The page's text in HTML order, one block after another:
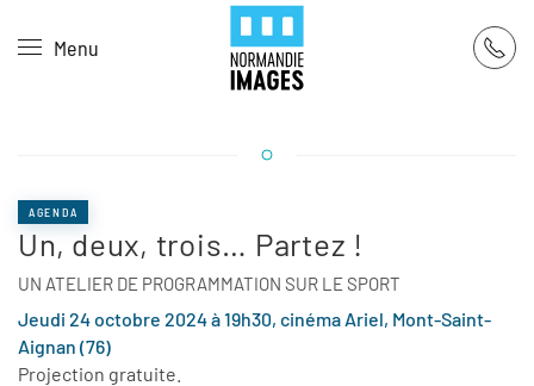
Skip to main content
Menu
AGENDA
Un, deux, trois… Partez !
UN ATELIER DE PROGRAMMATION SUR LE SPORT
Jeudi 24 octobre 2024 à 19h30, cinéma Ariel, Mont-Saint-
Aignan (76)
Projection gratuite.
Panneau de gestion des cookies